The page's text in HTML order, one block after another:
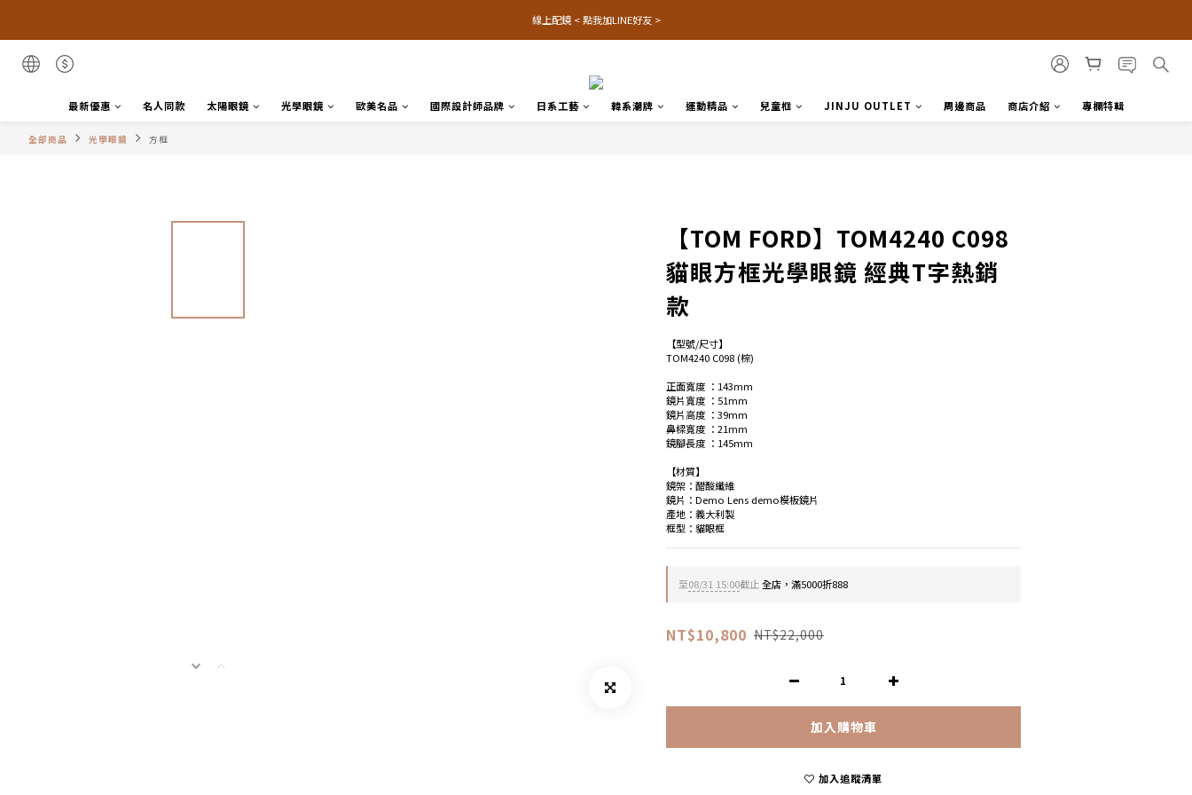
線上配鏡 < 點我加LINE好友 >
最新優惠 名人同款 太陽眼鏡 光學眼鏡 歐美名品 國際設計師品牌 日系工藝 韓系潮牌 運動精品 兒童框 JINJU OUTLET 周邊商品 商店介紹 專欄特輯
全部商品 光學眼鏡 方框
【TOM FORD】TOM4240 C098
貓眼方框光學眼鏡 經典T字熱銷
款
【型號/尺寸】
TOM4240 C098 (棕)
正面寬度 ：143mm
鏡片寬度 ：51mm
鏡片高度 ：39mm
鼻樑寬度 ：21mm
鏡腳長度 ：145mm
【材質】
鏡架：醋酸纖維
鏡片：Demo Lens demo模板鏡片
產地：義大利製
框型：貓眼框
至08/31 15:00截止全店，滿5000折888
NT$10,800 NT$22,000
加入購物車
加入追蹤清單